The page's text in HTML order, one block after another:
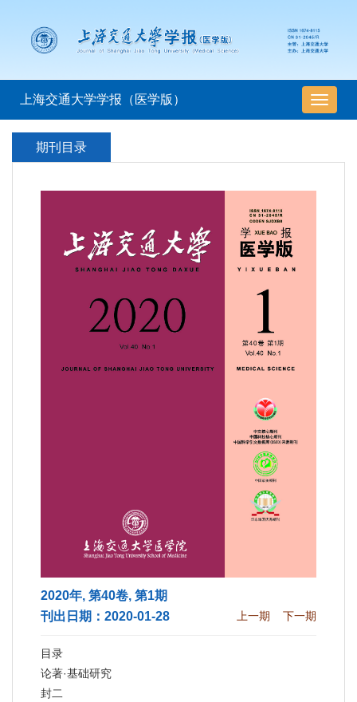
导
航
上海交通大学学报（医学版）
期刊目录
2020年, 第40卷, 第1期
刊出日期：2020-01-28
上一期 下一期
目录
论著·基础研究
封二